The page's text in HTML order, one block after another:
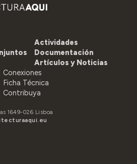
Actividades
Documentación
Artículos y Noticias
Conexiones
Ficha Técnica
Contribuya
1649-026 Lisboa